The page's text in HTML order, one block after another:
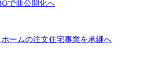
で非公開化へ
ームの注文住宅事業を承継へ